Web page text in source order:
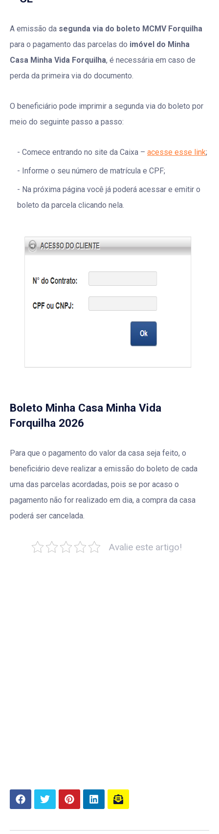
A emissão da segunda via do boleto MCMV Forquilha
para o pagamento das parcelas do imóvel do Minha
Casa Minha Vida Forquilha, é necessária em caso de
perda da primeira via do documento.
O beneficiário pode imprimir a segunda via do boleto por
meio do seguinte passo a passo:
Comece entrando no site da Caixa – acesse esse link;
Informe o seu número de matrícula e CPF;
Na próxima página você já poderá acessar e emitir o
boleto da parcela clicando nela.
Boleto Minha Casa Minha Vida
Forquilha 2026
Para que o pagamento do valor da casa seja feito, o
beneficiário deve realizar a emissão do boleto de cada
uma das parcelas acordadas, pois se por acaso o
pagamento não for realizado em dia, a compra da casa
poderá ser cancelada.
Avalie este artigo!